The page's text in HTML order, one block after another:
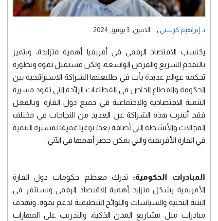
د.إبراهيم كرسني , الاثنين, 3 يونيو, 2024
يكتسب الاقتصاد الرقمي في أفريقيا أهمية متزايدة، ويتميز
بالتقدم السريع والفرص الواسعة، ولكن مستقبل نموه وتطوره
تحكمه عوالم عديدة يأت في طليعتها الشراكة الاستراتيجية بين
الحكومة والقطاع الخاص في القطاعات الرائدة التي تقود مسيرة
التنمية الاقتصادية والاجتماعية في جميع دول القارة. وبالفعل
فقد أثمرت هذه الشراكة عن العديد من النجاحات في مختلف
المجالات والأنشطة التي أضافة بعدا نوعيا عميقا لمسيرة التنمية
في القارة الأفريقية والتي يمكن حصر أهمها في الآتي:
المبادرات الحكومية: تدرك معظم حكومات دول القارة
الأفريقية بشكل متزايد أهمية الاقتصاد الرقمي وتستثمر في
البنية التحتية والسياسات واللوائح التنظيمية لدعم نموه. وتهدف
مبادرات مثل مشاريع المدن الذكية، والتدريب على المهارات